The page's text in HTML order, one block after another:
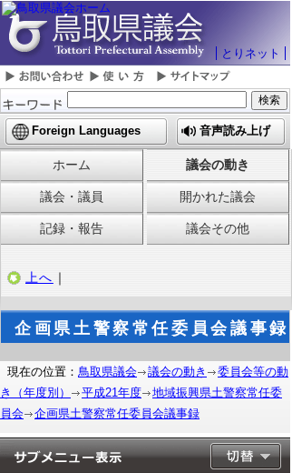
とりネット
Foreign Languages 音声読み上げ
ホーム 議会の動き
議会・議員 開かれた議会
記録・報告 議会その他
上へ ｜
企画県土警察常任委員会議事録
現在の位置： 鳥取県議会 議会の動き
委員会等の動
き（年度別）
平成21年度
地域振興県土警察常任委
員会
企画県土警察常任委員会議事録